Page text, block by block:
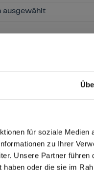
für soziale Medien
zu Ihrer
Unsere Partner führen
oder die sie im
what Fundermax
ausgewählt